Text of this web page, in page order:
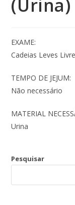
(Urina)
EXAME:
Cadeias Leves
TEMPO DE JEJUM:
Não necessário
MATERIAL
Urina
Pesquisar